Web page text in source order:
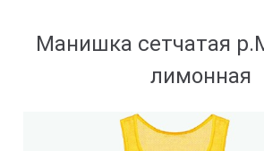
Манишка сетчатая
лимонная